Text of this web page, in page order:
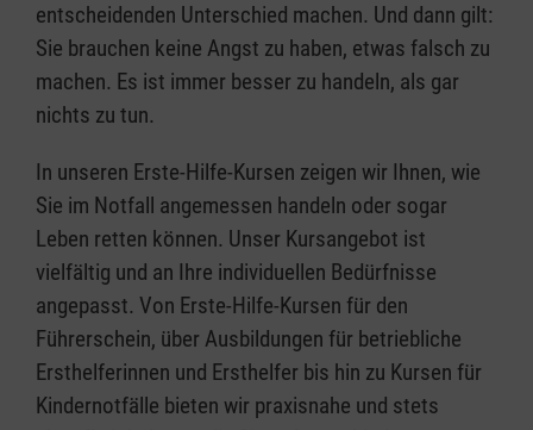
entscheidenden Unterschied machen. Und dann gilt:
Sie brauchen keine Angst zu haben, etwas falsch zu
machen. Es ist immer besser zu handeln, als gar
nichts zu tun.
In unseren Erste-Hilfe-Kursen zeigen wir Ihnen, wie
Sie im Notfall angemessen handeln oder sogar
Leben retten können. Unser Kursangebot ist
vielfältig und an Ihre individuellen Bedürfnisse
angepasst. Von Erste-Hilfe-Kursen für den
Führerschein, über Ausbildungen für betriebliche
Ersthelferinnen und Ersthelfer bis hin zu Kursen für
Kindernotfälle bieten wir praxisnahe und stets